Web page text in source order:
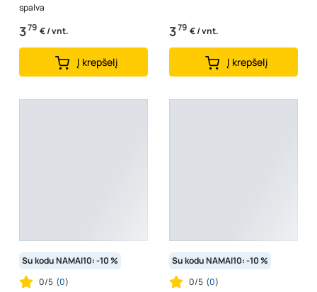
spalva
379 € / vnt.
Į krepšelį
379 € / vnt.
Į krepšelį
Su kodu NAMAI10: -10 %
0/5 (0)
Su kodu NAMAI10: -10 %
0/5 (0)